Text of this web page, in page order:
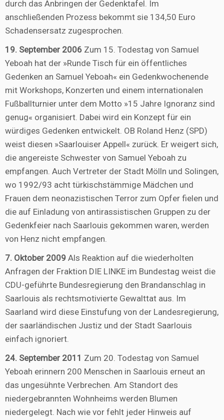
durch das Anbringen der Gedenktafel. Im
anschließenden Prozess bekommt sie 134,50 Euro
Schadensersatz zugesprochen.
19. September 2006 Zum 15. Todestag von Samuel
Yeboah hat der »Runde Tisch für ein öffentliches
Gedenken an Samuel Yeboah« ein Gedenkwochenende
mit Workshops, Konzerten und einem internationalen
Fußballturnier unter dem Motto »15 Jahre Ignoranz sind
genug« organisiert. Dabei wird ein Konzept für ein
würdiges Gedenken entwickelt. OB Roland Henz (SPD)
weist diesen »Saarlouiser Appell« zurück. Er weigert sich,
die angereiste Schwester von Samuel Yeboah zu
empfangen. Auch Vertreter der Stadt Mölln und Solingen,
wo 1992/93 acht türkischstämmige Mädchen und
Frauen dem neonazistischen Terror zum Opfer fielen und
die auf Einladung von antirassistischen Gruppen zu der
Gedenkfeier nach Saarlouis gekommen waren, werden
von Henz nicht empfangen.
7. Oktober 2009 Als Reaktion auf die wiederholten
Anfragen der Fraktion DIE LINKE im Bundestag weist die
CDU-geführte Bundesregierung den Brandanschlag in
Saarlouis als rechtsmotivierte Gewalttat aus. Im
Saarland wird diese Einstufung von der Landesregierung,
der saarländischen Justiz und der Stadt Saarlouis
einfach ignoriert.
24. September 2011 Zum 20. Todestag von Samuel
Yeboah erinnern 200 Menschen in Saarlouis erneut an
das ungesühnte Verbrechen. Am Standort des
niedergebrannten Wohnheims werden Blumen
niedergelegt. Nach wie vor fehlt jeder Hinweis auf